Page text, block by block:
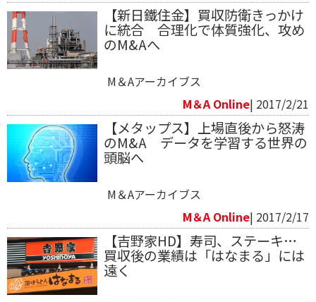
【新日鐵住金】買収防衛きっかけ
に統合 合理化で体質強化、攻め
のM&Aへ
M＆Aアーカイブス
M＆A Online| 2017/2/21
【メタップス】上場直後から怒涛
のM&A データを学習する世界の
頭脳へ
M＆Aアーカイブス
M＆A Online| 2017/2/17
【吉野家HD】寿司、ステーキ…
買収後の業績は「はなまる」には
遠く